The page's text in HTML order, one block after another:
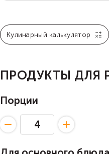
Кулинарный калькулятор
ПРОДУКТЫ ДЛЯ
Порции